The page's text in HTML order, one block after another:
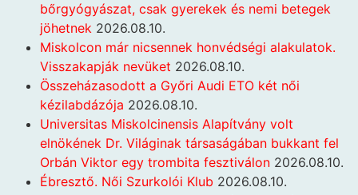
bőrgyógyászat, csak gyerekek és nemi betegek
jöhetnek 2026.08.10.
Miskolcon már nicsennek honvédségi alakulatok.
Visszakapják nevüket 2026.08.10.
Összeházasodott a Győri Audi ETO két női
kézilabdázója 2026.08.10.
Universitas Miskolcinensis Alapítvány volt
elnökének Dr. Világinak társaságában bukkant fel
Orbán Viktor egy trombita fesztiválon 2026.08.10.
Ébresztő. Női Szurkolói Klub 2026.08.10.